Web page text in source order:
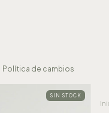
Política de cambios
SIN STOCK